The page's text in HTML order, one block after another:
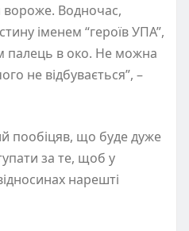
вороже. Водночас,
іменем “героїв УПА”,
палець в око. Не можна
не відбувається”, –
пообіцяв, що буде дуже
за те, щоб у
нарешті